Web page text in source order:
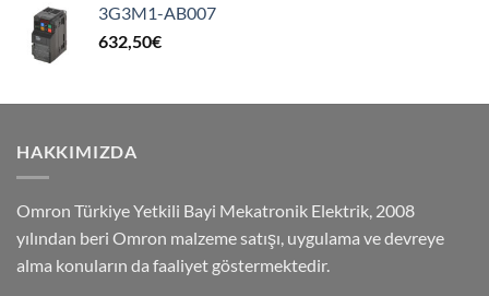
3G3M1-AB007
632,50€
HAKKIMIZDA
Omron Türkiye Yetkili Bayi Mekatronik Elektrik, 2008
yılından beri Omron malzeme satışı, uygulama ve devreye
alma konuların da faaliyet göstermektedir.